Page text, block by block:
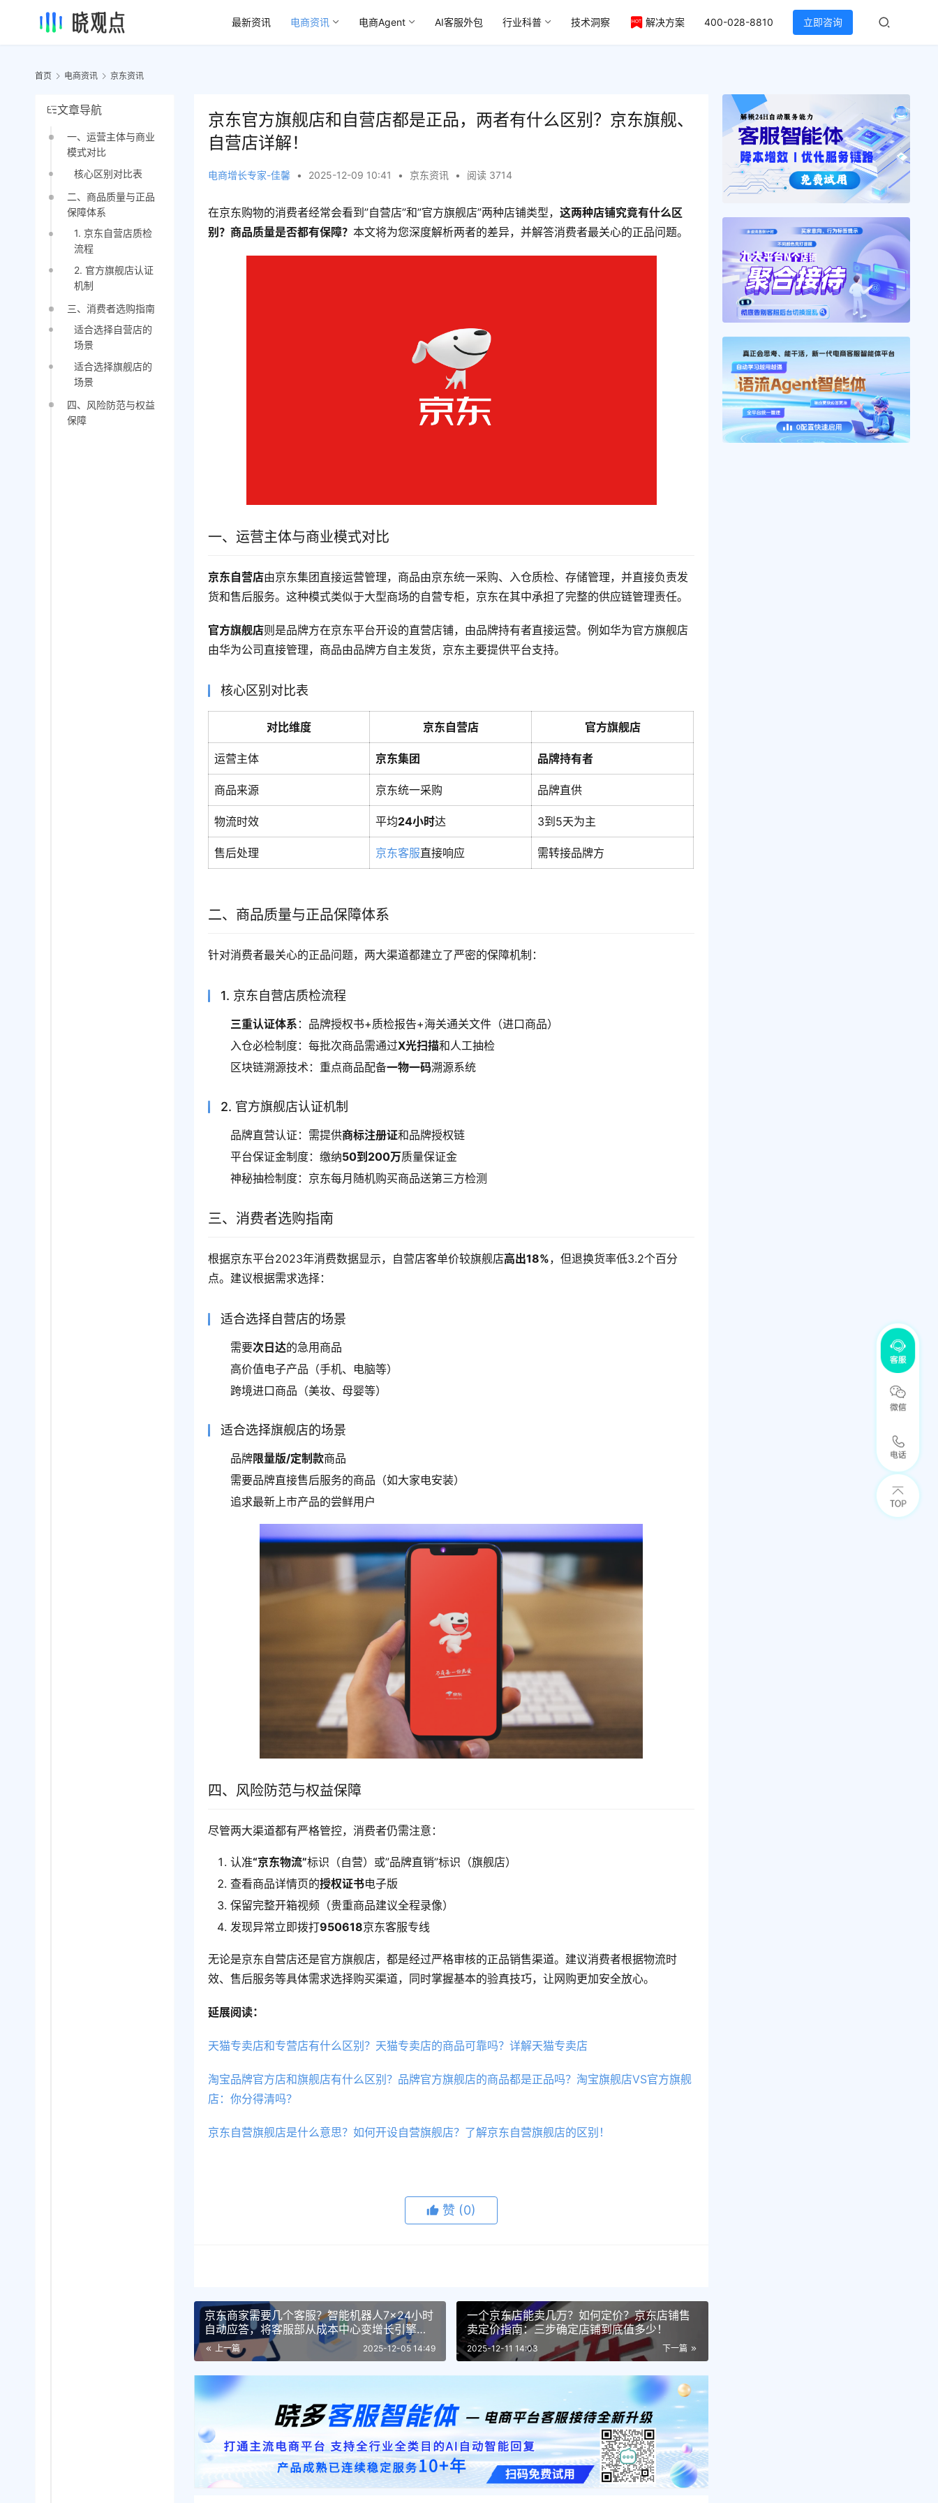
最新资讯 电商资讯 电商Agent AI客服外包 行业科普 技术洞察 解决方案 400-028-8810 立即咨询
首页 电商资讯 京东资讯
文章导航
一、运营主体与商业
模式对比
核心区别对比表
二、商品质量与正品
保障体系
1. 京东自营店质检
流程
2. 官方旗舰店认证
机制
三、消费者选购指南
适合选择自营店的
场景
适合选择旗舰店的
场景
四、风险防范与权益
保障
京东官方旗舰店和自营店都是正品，两者有什么区别？京东旗舰、
自营店详解！
电商增长专家-佳馨 • 2025-12-09 10:41 • 京东资讯 • 阅读 3714
在京东购物的消费者经常会看到”自营店”和”官方旗舰店”两种店铺类型，这两种店铺究竟有什么区
别？商品质量是否都有保障？本文将为您深度解析两者的差异，并解答消费者最关心的正品问题。
一、运营主体与商业模式对比
京东自营店由京东集团直接运营管理，商品由京东统一采购、入仓质检、存储管理，并直接负责发
货和售后服务。这种模式类似于大型商场的自营专柜，京东在其中承担了完整的供应链管理责任。
官方旗舰店则是品牌方在京东平台开设的直营店铺，由品牌持有者直接运营。例如华为官方旗舰店
由华为公司直接管理，商品由品牌方自主发货，京东主要提供平台支持。
核心区别对比表
对比维度 京东自营店 官方旗舰店
运营主体 京东集团 品牌持有者
商品来源 京东统一采购 品牌直供
物流时效 平均24小时达 3到5天为主
售后处理 京东客服直接响应 需转接品牌方
二、商品质量与正品保障体系
针对消费者最关心的正品问题，两大渠道都建立了严密的保障机制：
1. 京东自营店质检流程
三重认证体系 ：品牌授权书+质检报告+海关通关文件（进口商品）
入仓必检制度：每批次商品需通过X光扫描和人工抽检
区块链溯源技术：重点商品配备一物一码溯源系统
2. 官方旗舰店认证机制
品牌直营认证：需提供商标注册证和品牌授权链
平台保证金制度：缴纳50到200万质量保证金
神秘抽检制度：京东每月随机购买商品送第三方检测
三、消费者选购指南
根据京东平台2023年消费数据显示，自营店客单价较旗舰店高出18%，但退换货率低3.2个百分
点。建议根据需求选择：
适合选择自营店的场景
需要次日达的急用商品
高价值电子产品（手机、电脑等）
跨境进口商品（美妆、母婴等）
适合选择旗舰店的场景
品牌限量版/定制款商品
需要品牌直接售后服务的商品（如大家电安装）
追求最新上市产品的尝鲜用户
四、风险防范与权益保障
尽管两大渠道都有严格管控，消费者仍需注意：
认准“京东物流”标识（自营）或”品牌直销”标识（旗舰店）
查看商品详情页的授权证书电子版
保留完整开箱视频（贵重商品建议全程录像）
发现异常立即拨打950618京东客服专线
无论是京东自营店还是官方旗舰店，都是经过严格审核的正品销售渠道。建议消费者根据物流时
效、售后服务等具体需求选择购买渠道，同时掌握基本的验真技巧，让网购更加安全放心。
延展阅读：
天猫专卖店和专营店有什么区别？天猫专卖店的商品可靠吗？详解天猫专卖店
淘宝品牌官方店和旗舰店有什么区别？品牌官方旗舰店的商品都是正品吗？淘宝旗舰店VS官方旗舰
店：你分得清吗？
京东自营旗舰店是什么意思？如何开设自营旗舰店？了解京东自营旗舰店的区别！
赞 (0)
京东商家需要几个客服？智能机器人7×24小时
自动应答，将客服部从成本中心变增长引擎，
夜间询单转化率立升40%！
上一篇 2025-12-05 14:49
一个京东店能卖几万？如何定价？京东店铺售
卖定价指南：三步确定店铺到底值多少！
下一篇
2025-12-11 14:03